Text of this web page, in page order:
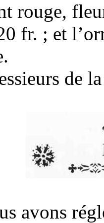
rouge,
fr. ; et
de
avons